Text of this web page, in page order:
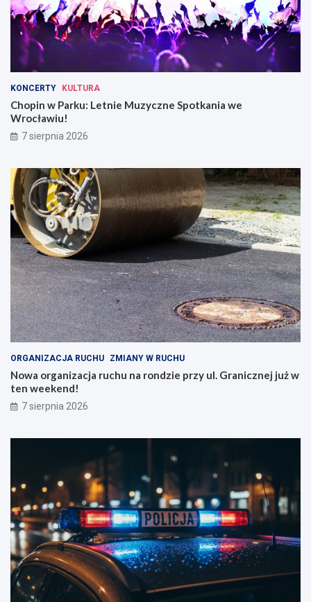
KONCERTY KULTURA
Chopin w Parku: Letnie Muzyczne Spotkania we
Wrocławiu!
7 sierpnia 2026
ORGANIZACJA RUCHU ZMIANY W RUCHU
Nowa organizacja ruchu na rondzie przy ul. Granicznej już w
ten weekend!
7 sierpnia 2026